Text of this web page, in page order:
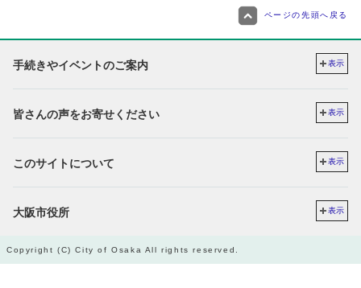
ページの先頭へ戻る
手続きやイベントのご案内 表示
皆さんの声をお寄せください 表示
このサイトについて 表示
大阪市役所 表示
Copyright (C) City of Osaka All rights reserved.